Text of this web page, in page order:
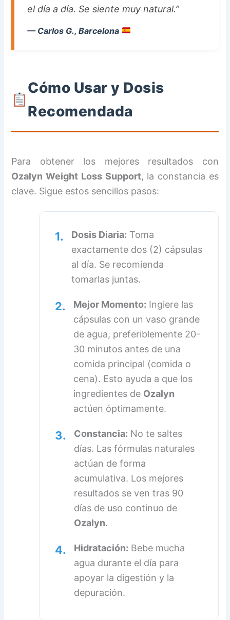
el día a día. Se siente muy natural.”
— Carlos G., Barcelona
Cómo Usar y Dosis
Recomendada
Para obtener los mejores resultados con
Ozalyn Weight Loss Support, la constancia es
clave. Sigue estos sencillos pasos:
1. Dosis Diaria: Toma
exactamente dos (2) cápsulas
al día. Se recomienda
tomarlas juntas.
2. Mejor Momento: Ingiere las
cápsulas con un vaso grande
de agua, preferiblemente 20-
30 minutos antes de una
comida principal (comida o
cena). Esto ayuda a que los
ingredientes de Ozalyn
actúen óptimamente.
3. Constancia: No te saltes
días. Las fórmulas naturales
actúan de forma
acumulativa. Los mejores
resultados se ven tras 90
días de uso continuo de
Ozalyn.
4. Hidratación: Bebe mucha
agua durante el día para
apoyar la digestión y la
depuración.